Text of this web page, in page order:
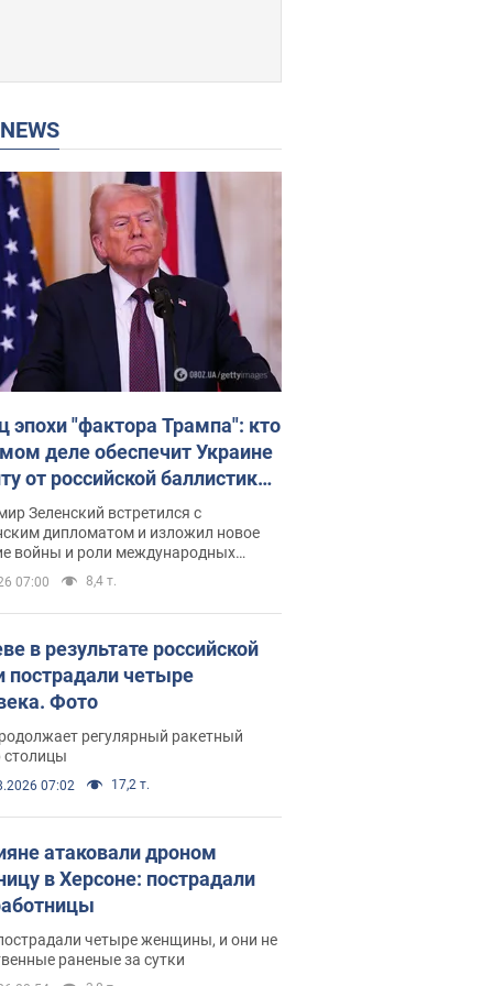
NEWS
эпохи "фактора Трампа": кто
деле обеспечит Украине
от российской баллистики.
с Безсмертным
Зеленский встретился с
дипломатом и изложил новое
войны и роли международных
в борьбе с Россией
07:00 8,4 т.
в результате российской
пострадали четыре
Фото
регулярный ракетный
столицы
07:02 17,2 т.
атаковали дроном
в Херсоне: пострадали
четыре женщины, и они не
раненые за сутки